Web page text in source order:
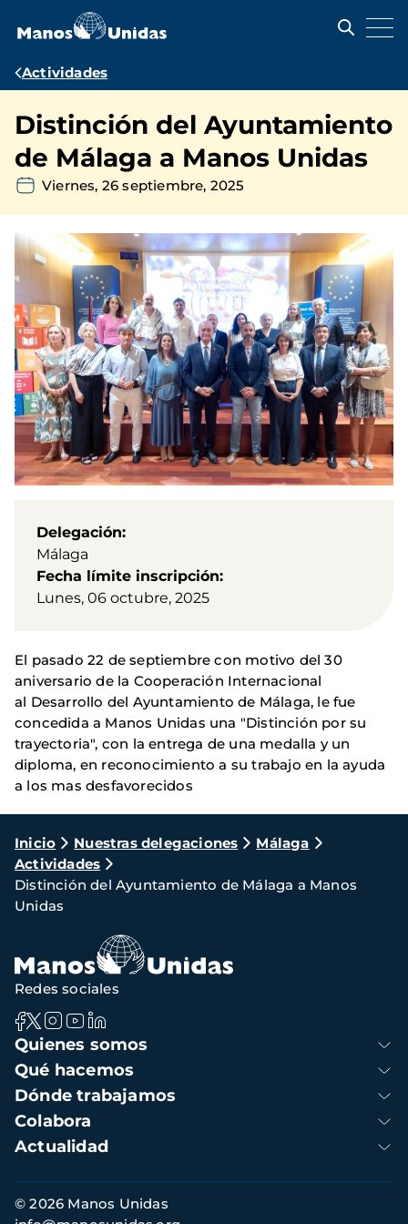
contenido
Ruta
navegación
Actividades
Distinción del Ayuntamiento
de Málaga a Manos Unidas
Viernes, 26 septiembre, 2025
Delegación
Málaga
Fecha límite inscripción
Lunes, 06 octubre, 2025
El pasado 22 de septiembre con motivo del 30
aniversario de la Cooperación Internacional
al Desarrollo del Ayuntamiento de Málaga, le fue
concedida a Manos Unidas una "Distinción por su
trayectoria", con la entrega de una medalla y un
diploma, en reconocimiento a su trabajo en la ayuda
a los mas desfavorecidos
Ruta
de
navegación
Inicio Nuestras delegaciones
Málaga
Actividades
Distinción del Ayuntamiento de Málaga a Manos
Unidas
Navegación
principal
Quienes somos
Qué hacemos
Dónde trabajamos
Colabora
Actualidad
Redes sociales
Información
de
© 2026 Manos Unidas